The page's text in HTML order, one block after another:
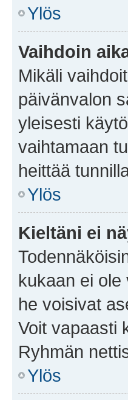
Ylös
Vaihdoin
Mikäli
päivänvalon
yleisesti
vaihtamaan
heittää
Ylös
Kieltäni ei
kukaan ei
he voisivat
Voit vapaasti
Ryhmän
Ylös